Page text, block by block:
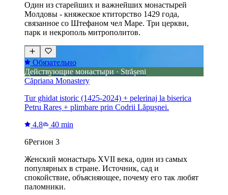
Один из старейших и важнейших монастырей
Молдовы - княжеское ктиторство 1429 года,
связанное со Штефаном чел Маре. Три церкви,
парк и некрополь митрополитов.
Обязательно
Действующие монастыри · Strășeni
Căpriana Monastery
Tur ghidat istoric (1425-2024) + pelerinaj la biserica
Petru Rareș + plimbare prin Codrii Lăpușnei.
4.8
40 min
6Регион 3
Женский монастырь XVII века, один из самых
популярных в стране. Источник, сад и
спокойствие, объясняющее, почему его так любят
паломники.